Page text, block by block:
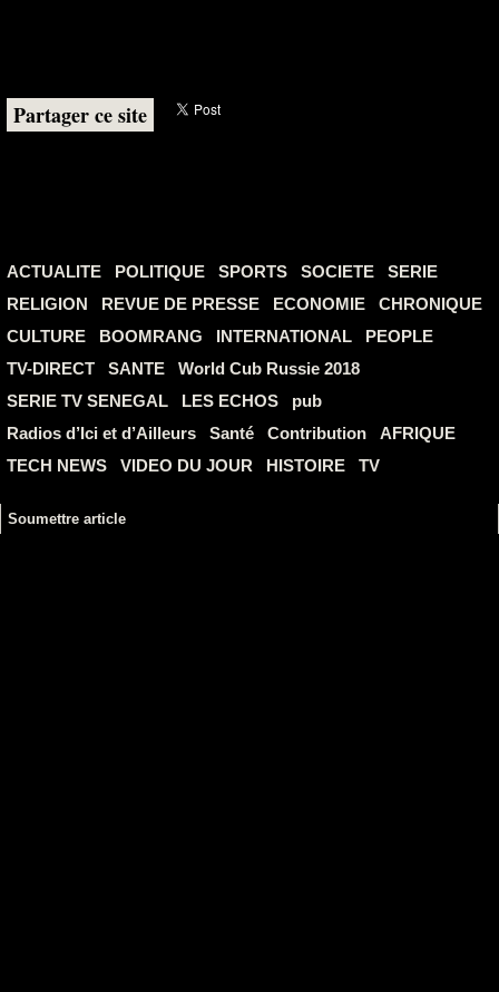
Partager ce site
ACTUALITE POLITIQUE SPORTS SOCIETE
SERIE
RELIGION
REVUE DE PRESSE ECONOMIE
CHRONIQUE
CULTURE
BOOMRANG INTERNATIONAL
PEOPLE
TV-DIRECT
SANTE
World Cub Russie 2018
SERIE TV SENEGAL
LES ECHOS
pub
Radios d’Ici et d’Ailleurs
Santé Contribution
AFRIQUE
TECH NEWS
VIDEO DU JOUR HISTOIRE TV
Soumettre article